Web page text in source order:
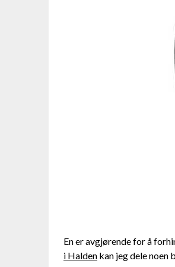
En er avgjørende⁣ for å
i Halden kan jeg dele​ noen⁢